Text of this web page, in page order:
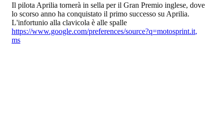
Il pilota Aprilia tornerà in sella per il Gran Premio inglese, dove
lo scorso anno ha conquistato il primo successo su Aprilia.
L'infortunio alla clavicola è alle spalle
https://www.google.com/preferences/source?q=motosprint.it,
ms